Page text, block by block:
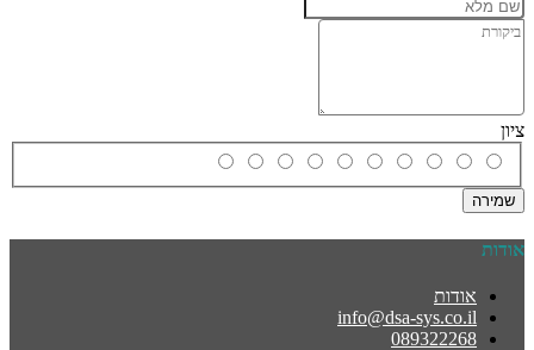
ציון
שמירה
אודות
אודות
info@dsa-sys.co.il
089322268